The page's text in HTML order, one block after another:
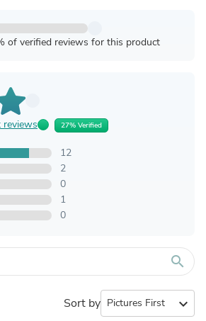
of verified reviews for this product
reviews 27% Verified
12
2
0
1
0
search
Sort by expand_more